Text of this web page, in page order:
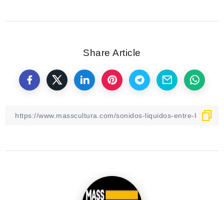
Share Article